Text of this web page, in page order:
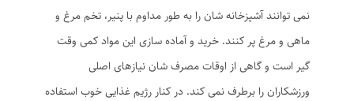
نمی توانند آشپزخانه شان را به طور مداوم با پنیر، تخم مرغ و
ماهی و مرغ پر کنند. خرید و آماده سازی این مواد کمی وقت
گیر است و گاهی از اوقات مصرف شان نیازهای اصلی
ورزشکاران را برطرف نمی کند. در کنار رژیم غذایی خوب استفاده